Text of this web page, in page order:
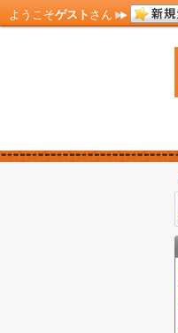
ようこそゲスト さん